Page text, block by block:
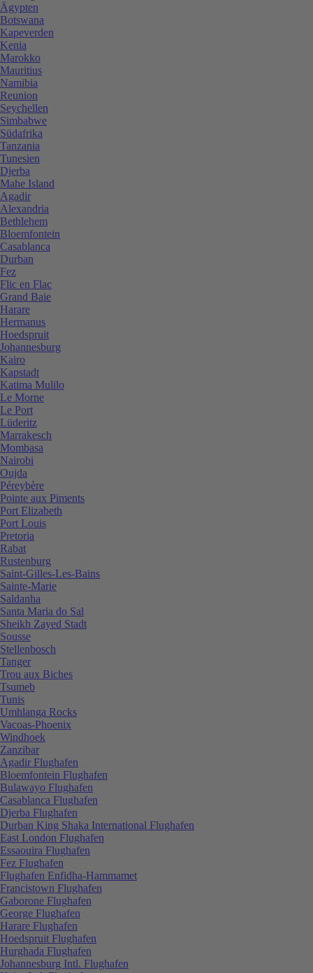
Ägypten
Botswana
Kapeverden
Kenia
Marokko
Mauritius
Namibia
Reunion
Seychellen
Simbabwe
Südafrika
Tanzania
Tunesien
Djerba
Mahe Island
Agadir
Alexandria
Bethlehem
Bloemfontein
Casablanca
Durban
Fez
Flic en Flac
Grand Baie
Harare
Hermanus
Hoedspruit
Johannesburg
Kairo
Kapstadt
Katima Mulilo
Le Morne
Le Port
Lüderitz
Marrakesch
Mombasa
Nairobi
Oujda
Péreybère
Pointe aux Piments
Port Elizabeth
Port Louis
Pretoria
Rabat
Rustenburg
Saint-Gilles-Les-Bains
Sainte-Marie
Saldanha
Santa Maria do Sal
Sheikh Zayed Stadt
Sousse
Stellenbosch
Tanger
Trou aux Biches
Tsumeb
Tunis
Umhlanga Rocks
Vacoas-Phoenix
Windhoek
Zanzibar
Agadir Flughafen
Bloemfontein Flughafen
Bulawayo Flughafen
Casablanca Flughafen
Djerba Flughafen
Durban King Shaka International Flughafen
East London Flughafen
Essaouira Flughafen
Fez Flughafen
Flughafen Enfidha-Hammamet
Francistown Flughafen
Gaborone Flughafen
George Flughafen
Harare Flughafen
Hoedspruit Flughafen
Hurghada Flughafen
Johannesburg Intl. Flughafen